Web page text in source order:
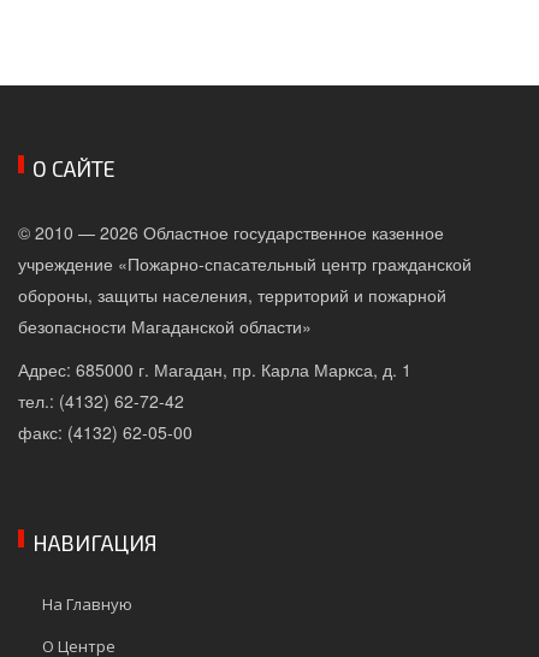
О САЙТЕ
© 2010 — 2026 Областное государственное казенное
учреждение «Пожарно-спасательный центр гражданской
обороны, защиты населения, территорий и пожарной
безопасности Магаданской области»
Адрес: 685000 г. Магадан, пр. Карла Маркса, д. 1
тел.: (4132) 62-72-42
факс: (4132) 62-05-00
НАВИГАЦИЯ
На Главную
О Центре